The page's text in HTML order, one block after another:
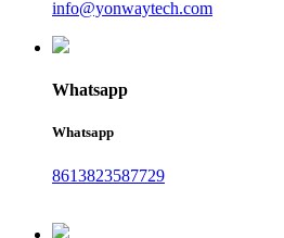
info@yonwaytech.com
Whatsapp
Whatsapp
8613823587729